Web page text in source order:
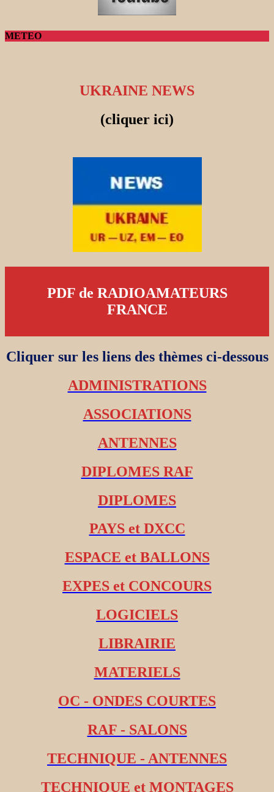
METEO
UKRAINE NEWS
(cliquer ici)
PDF de RADIOAMATEURS
FRANCE
Cliquer sur les liens des thèmes ci-dessous
ADMINISTRATIONS
ASSOCIATIONS
ANTENNES
DIPLOMES RAF
DIPLOMES
PAYS et DXCC
ESPACE et BALLONS
EXPES et CONCOURS
LOGICIELS
LIBRAIRIE
MATERIELS
OC - ONDES COURTES
RAF - SALONS
TECHNIQUE - ANTENNES
TECHNIQUE et MONTAGES